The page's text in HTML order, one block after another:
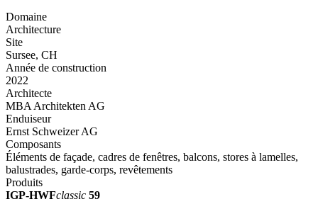
Domaine
Architecture
Site
Sursee, CH
Année de construction
2022
Architecte
MBA Architekten AG
Enduiseur
Ernst Schweizer AG
Composants
Éléments de façade, cadres de fenêtres, balcons, stores à lamelles,
balustrades, garde-corps, revêtements
Produits
IGP-HWFclassic 59